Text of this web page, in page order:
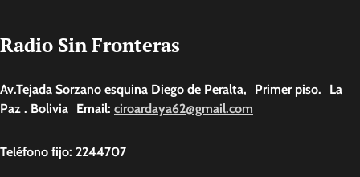
Radio Sin Fronteras
Av.Tejada Sorzano esquina Diego de Peralta, Primer piso. La
Paz . Bolivia Email: ciroardaya62@gmail.com
Teléfono fijo: 2244707